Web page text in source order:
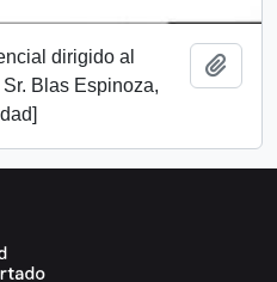
dirigido al
Blas Espinoza,